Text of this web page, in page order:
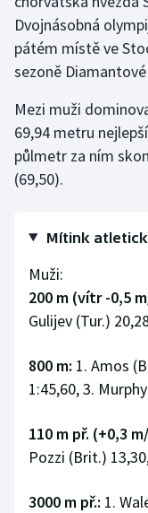
Dvojnásobná
pátém místě ve
sezoně
Mezi muži
69,94 metru
půlmetr za ním
(69,50).
Mítink
Muži:
200 m (vítr -0,5
Gulijev (Tur.)
800 m: 1. Amos
1:45,60, 3.
110 m př. (+0,3
Pozzi (Brit.)
3000 m př.: 1.